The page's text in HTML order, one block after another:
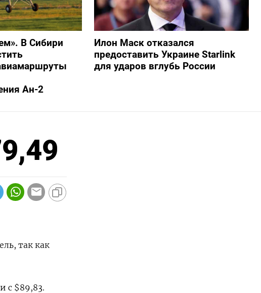
В Сибири
Ан-2
Илон Маск отказался
предоставить Украине Starlink
для ударов вглубь России
так как
с $89,83.